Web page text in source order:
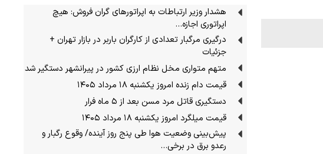
هشدار وزیر ارتباطات به اپراتورهای گران فروش: هیچ
اپراتوری اجازه…
درگیری مرگبار تعدادی از کارگران باربر در بازار تهران +
جزئیات
متهم متواری مخل نظام ارزی کشور در پیرانشهر دستگیر شد
قیمت دام زنده امروز یکشنبه ۱۸ مرداد ۱۴۰۵
دستگیری قاتل مرد مسن بعد از ۵ ماه فرار
قیمت میلگرد امروز یکشنبه ۱۸ مرداد ۱۴۰۵
پیش‌بینی وضعیت هوا طی پنج روز آینده/ وقوع رگبار و
رعدو برق در برخی…